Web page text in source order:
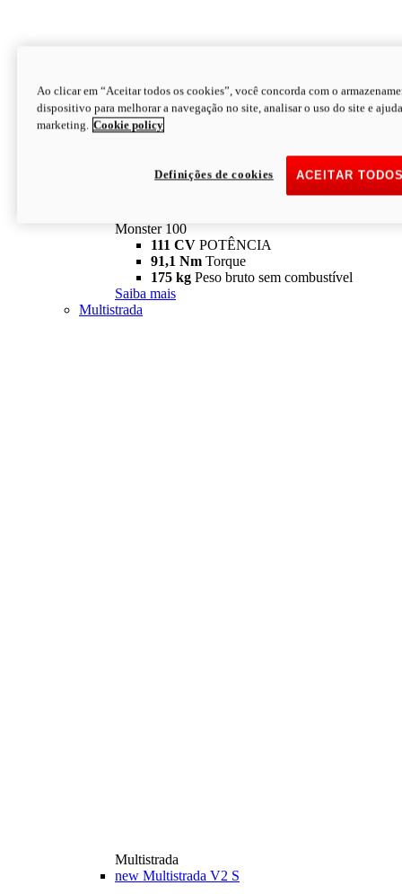
Monster
Monster 100
111 CV POTÊNCIA
91,1 Nm Torque
175 kg Peso bruto sem combustível
Saiba mais
Multistrada
Multistrada
new Multistrada V2 S
Ao clicar em “Aceitar todos os cookies”, você concorda com o
dispositivo para melhorar a navegação no site, analisar o uso do site e
marketing. Cookie policy
ACEITAR
Definições de cookies